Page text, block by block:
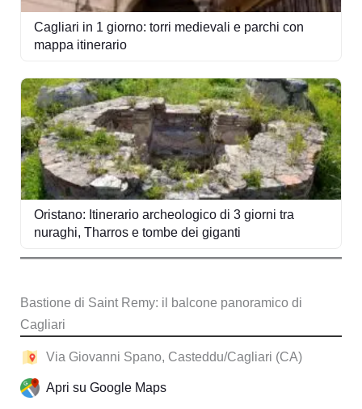
Cagliari in 1 giorno: torri medievali e parchi con
mappa itinerario
Oristano: Itinerario archeologico di 3 giorni tra
nuraghi, Tharros e tombe dei giganti
Bastione di Saint Remy: il balcone panoramico di
Cagliari
Via Giovanni Spano, Casteddu/Cagliari (CA)
Apri su Google Maps